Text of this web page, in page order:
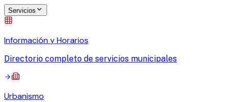
Servicios
Información y Horarios
Directorio completo de servicios municipales
Urbanismo